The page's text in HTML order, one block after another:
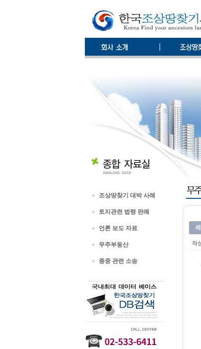
조상땅찾기 대박 사례
토지관련 법령 판례
언론 보도 자료
무주부동산
종중 관련 소송